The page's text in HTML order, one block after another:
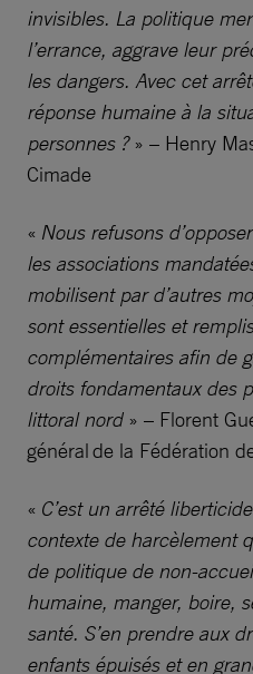
invisibles. La politique
l’errance, aggrave leur
les dangers. Avec cet
réponse humaine à la
personnes ?» – Henry
Cimade
« Nous refusons
les associations
mobilisent par d’autres
sont essentielles et
complémentaires afin de
droits fondamentaux des
littoral nord » – Florent
général de la Fédération
« C’est un arrêté
contexte de harcèlement
de politique de non-
humaine, manger, boire,
santé. S’en prendre aux
enfants épuisés et en